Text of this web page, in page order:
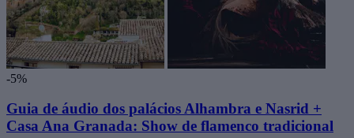
-5%
Guia de áudio dos palácios Alhambra e Nasrid +
Casa Ana Granada: Show de flamenco tradicional